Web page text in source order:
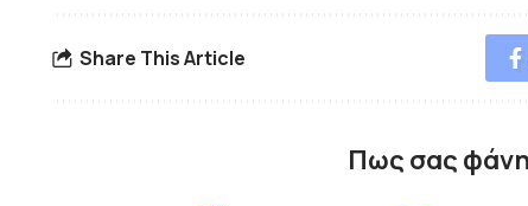
Share This Article
Πως σας